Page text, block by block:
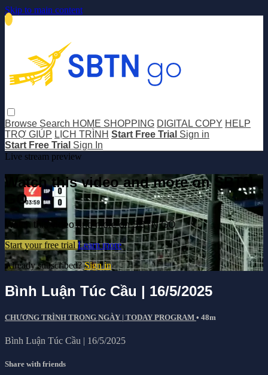
Skip to main content
Browse Search HOME SHOPPING DIGITAL COPY HELP
TRỢ GIÚP LỊCH TRÌNH Start Free Trial Sign in
Start Free Trial Sign In
Live stream preview
Watch this video and more on SBTN
GO
Watch this video and more on SBTN GO
Start your free trial Learn more
Already subscribed?Sign in
Bình Luận Túc Cầu | 16/5/2025
CHƯƠNG TRÌNH TRONG NGÀY | TODAY PROGRAM • 48m
Bình Luận Túc Cầu | 16/5/2025
Share with friends